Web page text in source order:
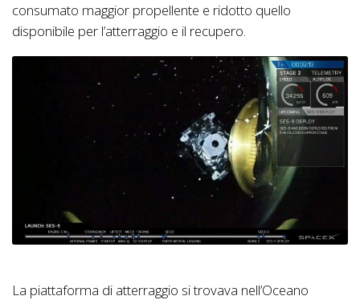
consumato maggior propellente e ridotto quello
disponibile per l’atterraggio e il recupero.
La piattaforma di atterraggio si trovava nell’Oceano